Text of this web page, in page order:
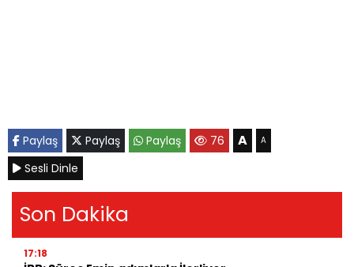
Paylaş Paylaş Paylaş 76 A A
Sesli Dinle
Son Dakika
17:18